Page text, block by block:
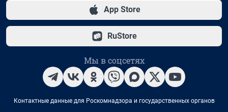
App Store
RuStore
Мы в соцсетях
Контактные данные для Роскомнадзора и государственных органов